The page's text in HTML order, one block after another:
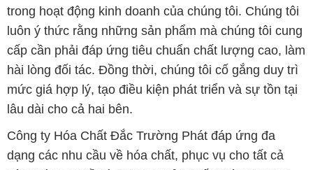
trong hoạt động kinh doanh của chúng tôi. Chúng tôi
luôn ý thức rằng những sản phẩm mà chúng tôi cung
cấp cần phải đáp ứng tiêu chuẩn chất lượng cao, làm
hài lòng đối tác. Đồng thời, chúng tôi cố gắng duy trì
mức giá hợp lý, tạo điều kiện phát triển và sự tồn tại
lâu dài cho cả hai bên.
Công ty Hóa Chất Đắc Trường Phát đáp ứng đa
dạng các nhu cầu về hóa chất, phục vụ cho tất cả